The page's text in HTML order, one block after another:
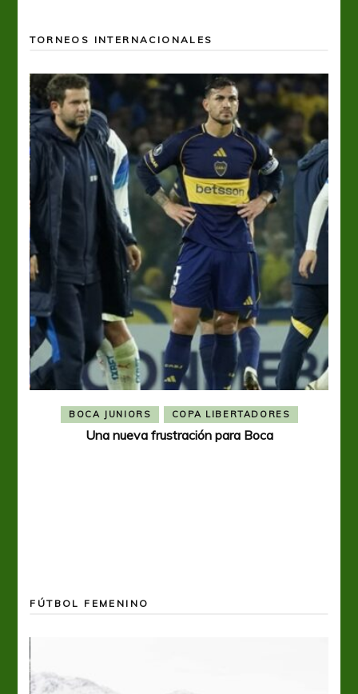
TORNEOS INTERNACIONALES
BOCA JUNIORS COPA LIBERTADORES
Una nueva frustración para Boca
FÚTBOL FEMENINO